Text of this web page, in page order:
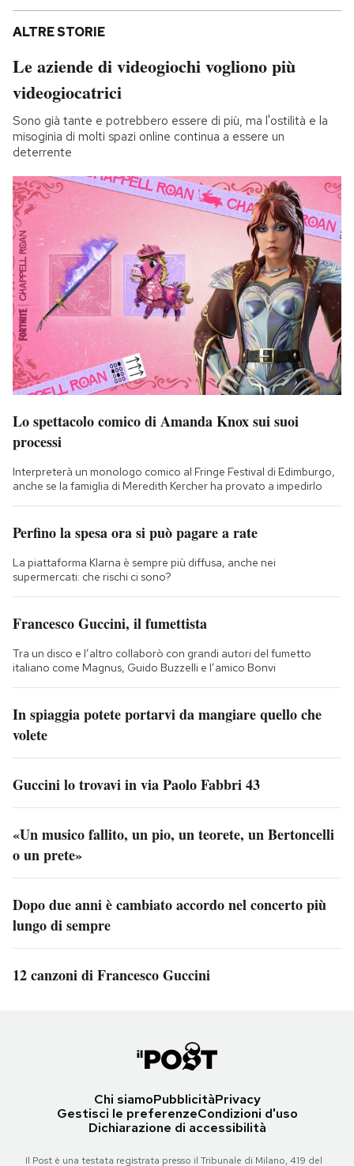
ALTRE STORIE
Le aziende di videogiochi vogliono più
videogiocatrici
Sono già tante e potrebbero essere di più, ma l'ostilità e la
misoginia di molti spazi online continua a essere un
deterrente
Lo spettacolo comico di Amanda Knox sui suoi
processi
Interpreterà un monologo comico al Fringe Festival di Edimburgo,
anche se la famiglia di Meredith Kercher ha provato a impedirlo
Perfino la spesa ora si può pagare a rate
La piattaforma Klarna è sempre più diffusa, anche nei
supermercati: che rischi ci sono?
Francesco Guccini, il fumettista
Tra un disco e l’altro collaborò con grandi autori del fumetto
italiano come Magnus, Guido Buzzelli e l’amico Bonvi
In spiaggia potete portarvi da mangiare quello che
volete
Guccini lo trovavi in via Paolo Fabbri 43
«Un musico fallito, un pio, un teorete, un Bertoncelli
o un prete»
Dopo due anni è cambiato accordo nel concerto più
lungo di sempre
12 canzoni di Francesco Guccini
Chi siamoPubblicitàPrivacy
Gestisci le preferenzeCondizioni d'uso
Dichiarazione di accessibilità
Il Post è una testata registrata presso il Tribunale di Milano, 419 del